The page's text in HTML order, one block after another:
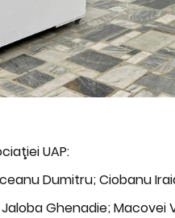
UAP:
Dumitru; Ciobanu
Ghenadie;